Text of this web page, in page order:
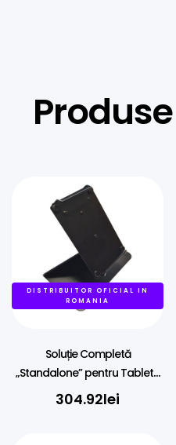
DISTRIBUITOR OFICIAL IN
ROMANIA
Soluție Completă
„Standalone” pentru Tablete
– Stand POSPOLE
304.92lei